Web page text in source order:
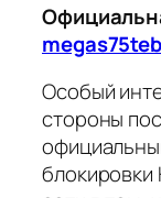
Особый
стороны
блокировки